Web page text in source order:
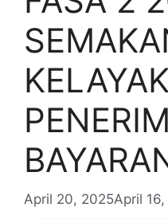
April 20, 2025April